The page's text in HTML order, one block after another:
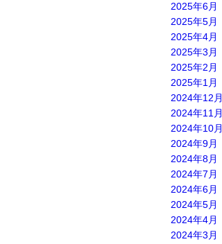
2025年6月
2025年5月
2025年4月
2025年3月
2025年2月
2025年1月
2024年12月
2024年11月
2024年10月
2024年9月
2024年8月
2024年7月
2024年6月
2024年5月
2024年4月
2024年3月